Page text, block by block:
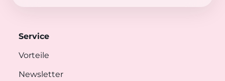
Service
Vorteile
Newsletter